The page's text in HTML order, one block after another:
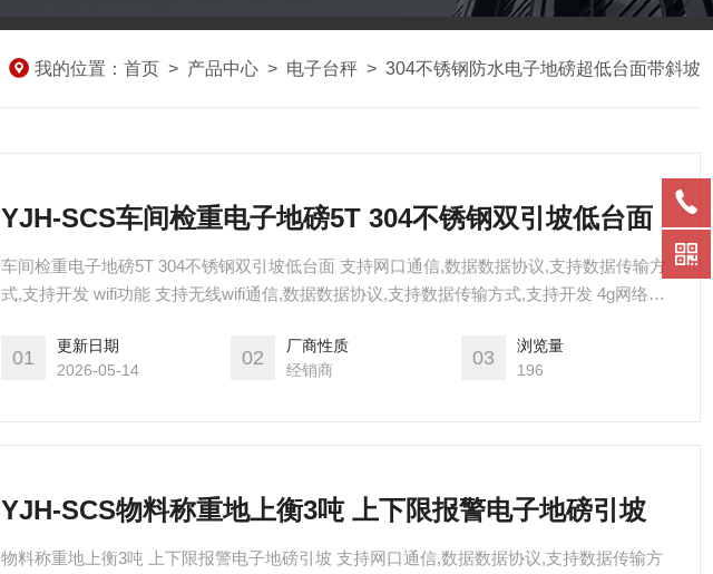
我的位置： 首页 > 产品中心 > 电子台秤 > 304不锈钢防水电子地磅超低台面带斜坡
YJH-SCS车间检重电子地磅5T 304不锈钢双引坡低台面
车间检重电子地磅5T 304不锈钢双引坡低台面 支持网口通信,数据数据协议,支持数据传输方
式,支持开发 wifi功能 支持无线wifi通信,数据数据协议,支持数据传输方式,支持开发 4g网络功
01
更新日期
2026-05-14
02
厂商性质
经销商
03
浏览量
196
YJH-SCS物料称重地上衡3吨 上下限报警电子地磅引坡
物料称重地上衡3吨 上下限报警电子地磅引坡 支持网口通信,数据数据协议,支持数据传输方